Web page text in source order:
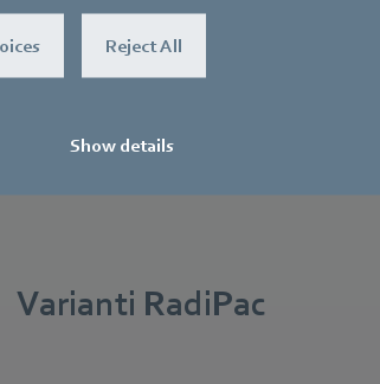
Reject All
Show details
Varianti RadiPac